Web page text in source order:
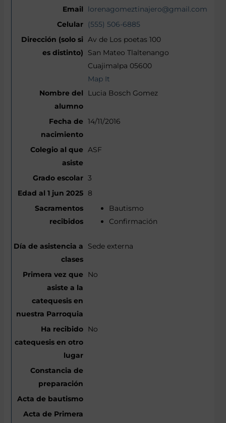
lorenagomeztinajero@gmail.com
(555) 506-6885
Av de Los poetas 100
San Mateo Tlaltenango
Cuajimalpa 05600
Map It
Lucia Bosch Gomez
14/11/2016
ASF
3
8
Bautismo
Confirmación
Sede externa
No
No